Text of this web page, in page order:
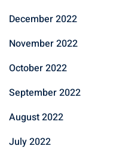
December 2022
November 2022
October 2022
September 2022
August 2022
July 2022